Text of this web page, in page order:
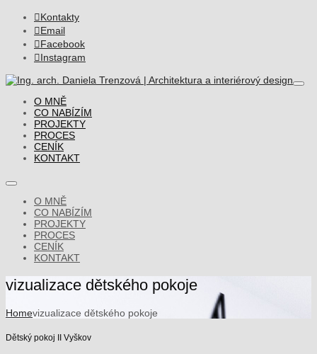
Kontakty
Email
Facebook
Instagram
O MNĚ
CO NABÍZÍM
PROJEKTY
PROCES
CENÍK
KONTAKT
O MNĚ
CO NABÍZÍM
PROJEKTY
PROCES
CENÍK
KONTAKT
vizualizace dětského pokoje
Homevizualizace dětského pokoje
Dětský pokoj II Vyškov